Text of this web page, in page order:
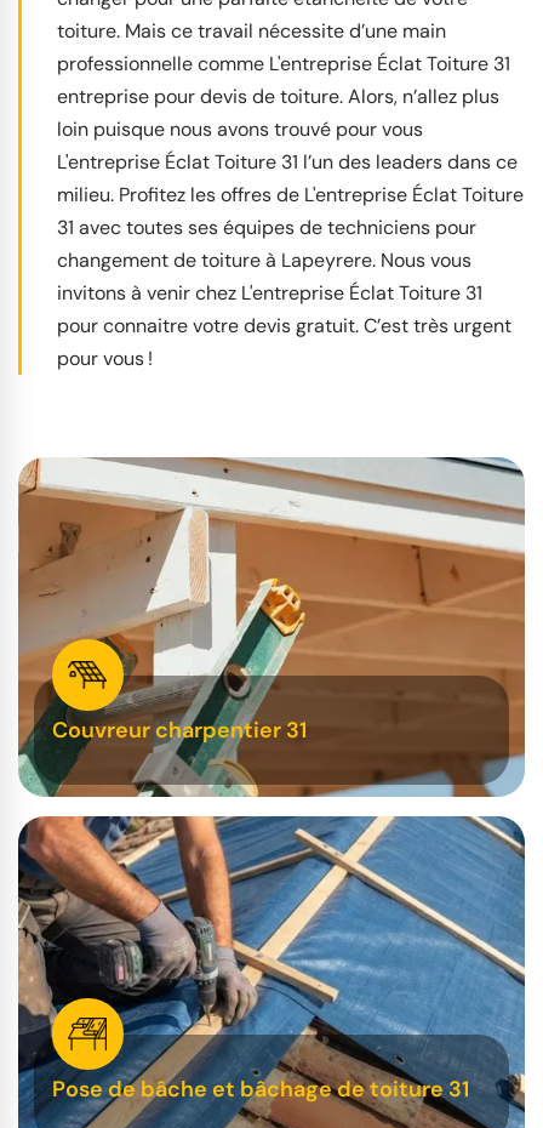
toiture. Mais ce travail nécessite d’une main
professionnelle comme L'entreprise Éclat Toiture 31
entreprise pour devis de toiture. Alors, n’allez plus
loin puisque nous avons trouvé pour vous
L'entreprise Éclat Toiture 31 l’un des leaders dans ce
milieu. Profitez les offres de L'entreprise Éclat Toiture
31 avec toutes ses équipes de techniciens pour
changement de toiture à Lapeyrere. Nous vous
invitons à venir chez L'entreprise Éclat Toiture 31
pour connaitre votre devis gratuit. C’est très urgent
pour vous !
Couvreur charpentier 31
Pose de bâche et bâchage de toiture 31